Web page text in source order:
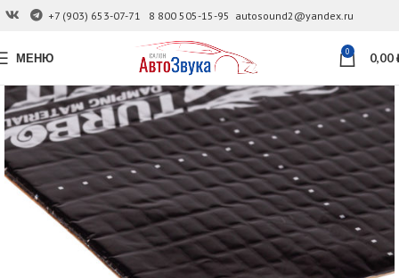
+7 (903) 653-07-71 8 800 505-15-95 autosound2@yandex.ru
МЕНЮ 0 0,00